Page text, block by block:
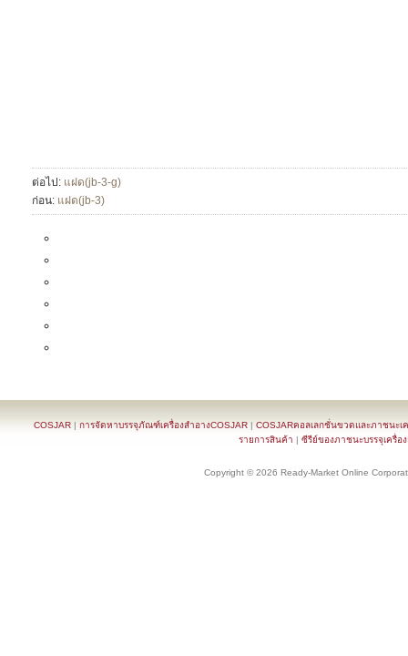
ต่อไป: แฝด(jb-3-g)
ก่อน: แฝด(jb-3)
COSJAR | การจัดหาบรรจุภัณฑ์เครื่องสำอางCOSJAR | COSJARคอลเลกชั่นขวดและภาชนะเ
รายการสินค้า | ซีรีย์ของภาชนะบรรจุเครื่อ
Copyright © 2026 Ready-Market Online